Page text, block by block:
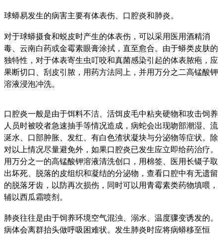
球蟒易发生的病害主要有体表伤、口腔炎和肺炎。
对于球蟒摄食和蜕皮时产生的体表伤，可以采用医用酒精消
毒、云南白药或金霉素眼膏涂拭，直至愈合。由于蟒类皮肤的
独特性，对于体表寄生虫叮咬和真菌感染引起的体表脓疱，应
果断切口、刮皮引脓，用药方法同上，并用万分之二高锰酸钾
溶液浸泡冲洗。
口腔炎一般是由于饵料不洁、活饵皮毛中粘夹硬物和攻击饲养
人员时被咬者急速抽手等情况造成，病蛇会出现吻部潮湿、流
涎水、口部肿胀、发红、有白色渣状凝块与分泌物等症状。除
对以上情况尽量避免外，如果口腔炎已发生应立即给药治疗。
用万分之一的高锰酸钾溶液清洗创口，用棉签、医用长镊子取
出坏死、脱落的皮组织和凝结的分泌物，查看口腔中有无遗留
的脱落牙齿，以防再次损伤，同时可以用青霉素类药物填喂，
辅以西瓜霜喷剂。
肺炎往往是由于饲养环境空气混浊、溺水、温度骤变诱发的。
病体会离群抬头做呼吸困难状。发生肺炎时应将病蟒移至恒